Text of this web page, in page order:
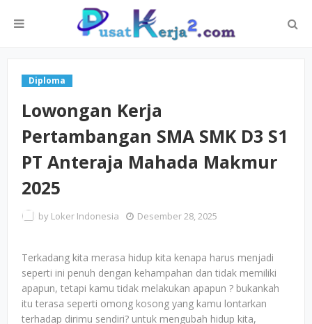
Diploma
Lowongan Kerja
Pertambangan SMA SMK D3 S1
PT Anteraja Mahada Makmur
2025
by Loker Indonesia Desember 28, 2025
Terkadang kita merasa hidup kita kenapa harus menjadi
seperti ini penuh dengan kehampahan dan tidak memiliki
apapun, tetapi kamu tidak melakukan apapun ? bukankah
itu terasa seperti omong kosong yang kamu lontarkan
terhadap dirimu sendiri? untuk mengubah hidup kita,